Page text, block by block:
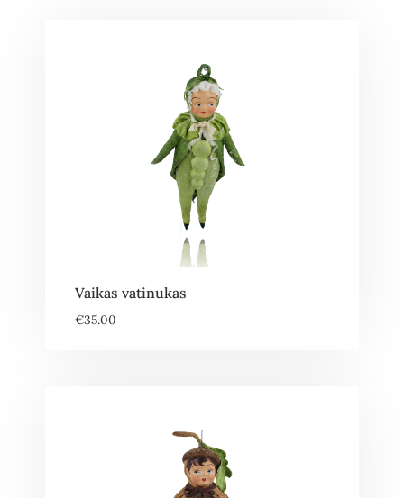
Vaikas vatinukas
€35.00